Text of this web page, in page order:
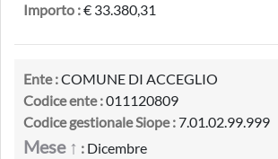
Importo :€ 33.380,31
Ente :COMUNE DI ACCEGLIO
Codice ente :011120809
Codice gestionale Siope :7.01.02.99.999
Mese ↑ : Dicembre